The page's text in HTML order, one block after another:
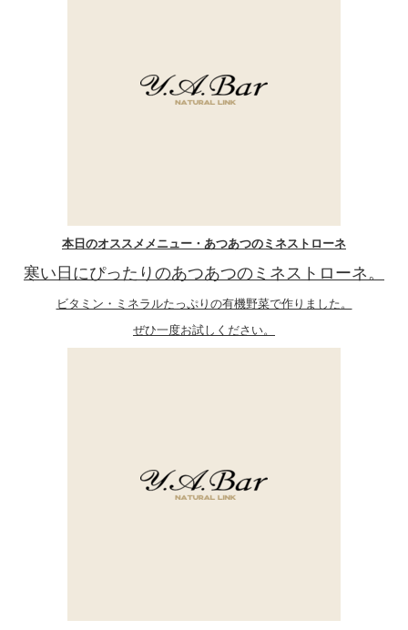
本日のオススメメニュー・あつあつのミネストローネ
寒い日にぴったりのあつあつのミネストローネ。
ビタミン・ミネラルたっぷりの有機野菜で作りました。
ぜひ一度お試しください。